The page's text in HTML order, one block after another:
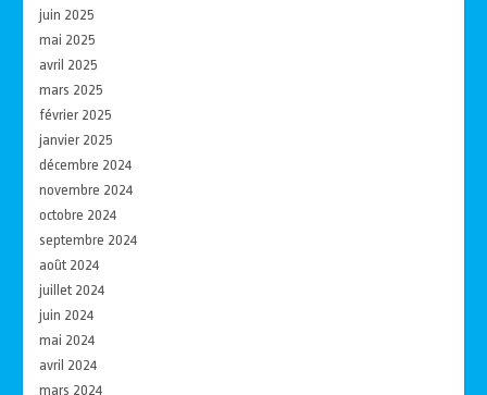
juin 2025
mai 2025
avril 2025
mars 2025
février 2025
janvier 2025
décembre 2024
novembre 2024
octobre 2024
septembre 2024
août 2024
juillet 2024
juin 2024
mai 2024
avril 2024
mars 2024